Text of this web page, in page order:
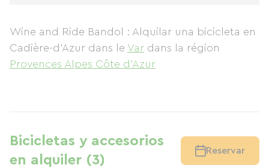
Wine and Ride Bandol : Alquilar una bicicleta en
Cadière-d'Azur dans le Var dans la région
Provences Alpes Côte d'Azur
Bicicletas y accesorios
en alquiler (3)
Reservar